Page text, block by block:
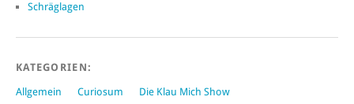
Schräglagen
KATEGORIEN:
Allgemein Curiosum
Die Klau Mich Show